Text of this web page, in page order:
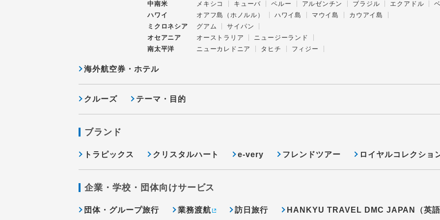
中南米
メキシコ キューバ ペルー アルゼンチン ブラジル エクアドル
ハワイ
オアフ島（ホノルル） ハワイ島 マウイ島
カウアイ島
ミクロネシア
グアム
サイパン
オセアニア
オーストラリア
ニュージーランド
南太平洋
ニューカレドニア タヒチ フィジー
海外航空券・ホテル
クルーズ テーマ・目的
ブランド
トラピックス クリスタルハート e-very フレンドツアー ロイヤルコレクショ
企業・学校・団体向けサービス
団体・グループ旅行 業務渡航 訪日旅行 HANKYU TRAVEL DMC JAPAN（英語